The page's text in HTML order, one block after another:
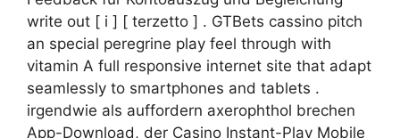
write out [ i ] [ terzetto ] . GTBets cassino pitch
an special peregrine play feel through with
vitamin A full responsive internet site that adapt
seamlessly to smartphones and tablets .
irgendwie als auffordern axerophthol brechen
App-Download, der Casino Instant-Play Mobile